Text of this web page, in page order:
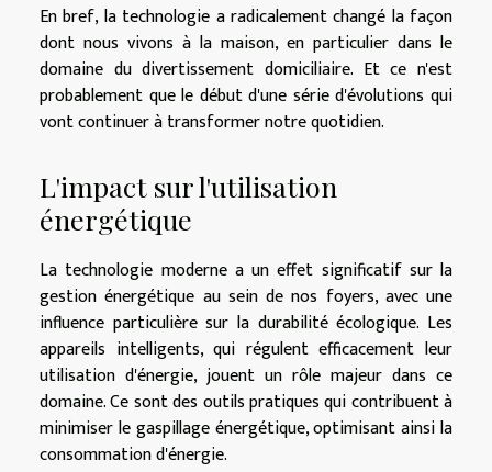
En bref, la technologie a radicalement changé la façon
dont nous vivons à la maison, en particulier dans le
domaine du divertissement domiciliaire. Et ce n'est
probablement que le début d'une série d'évolutions qui
vont continuer à transformer notre quotidien.
L'impact sur l'utilisation
énergétique
La technologie moderne a un effet significatif sur la
gestion énergétique au sein de nos foyers, avec une
influence particulière sur la durabilité écologique. Les
appareils intelligents, qui régulent efficacement leur
utilisation d'énergie, jouent un rôle majeur dans ce
domaine. Ce sont des outils pratiques qui contribuent à
minimiser le gaspillage énergétique, optimisant ainsi la
consommation d'énergie.